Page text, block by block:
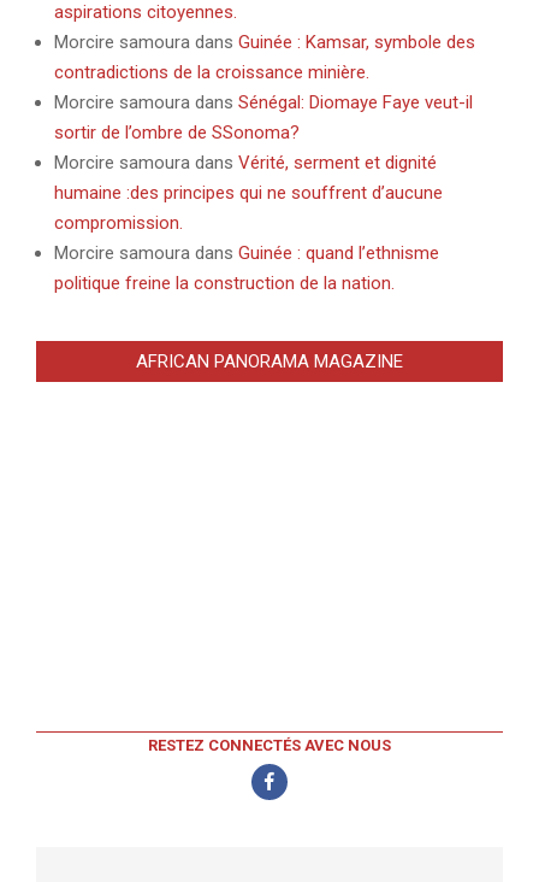
aspirations citoyennes.
Morcire samoura dans Guinée : Kamsar, symbole des
contradictions de la croissance minière.
Morcire samoura dans Sénégal: Diomaye Faye veut-il
sortir de l’ombre de SSonoma?
Morcire samoura dans Vérité, serment et dignité
humaine :des principes qui ne souffrent d’aucune
compromission.
Morcire samoura dans Guinée : quand l’ethnisme
politique freine la construction de la nation.
AFRICAN PANORAMA MAGAZINE
RESTEZ CONNECTÉS AVEC NOUS